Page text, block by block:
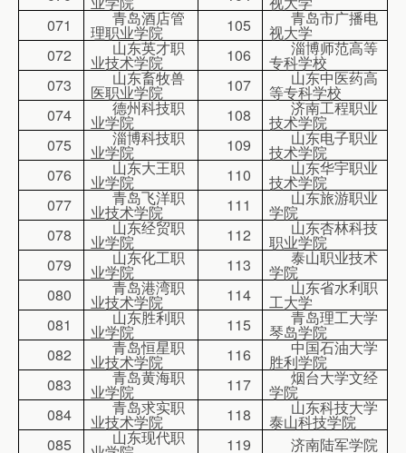
071
青岛酒店管
理职业学院 105 青岛市广播电
视大学
072
山东英才职
业技术学院 106 淄博师范高等
专科学校
073
山东畜牧兽
医职业学院 107 山东中医药高
等专科学校
074
德州科技职
业学院 108 济南工程职业
技术学院
075
淄博科技职
业学院 109 山东电子职业
技术学院
076
山东大王职
业学院 110 山东华宇职业
技术学院
077
青岛飞洋职
业技术学院 111 山东旅游职业
学院
078
山东经贸职
业学院 112 山东杏林科技
职业学院
079
山东化工职
业学院 113 泰山职业技术
学院
080
青岛港湾职
业技术学院 114 山东省水利职
工大学
081
山东胜利职
业学院 115 青岛理工大学
琴岛学院
082
青岛恒星职
业技术学院 116 中国石油大学
胜利学院
083
青岛黄海职
业学院 117 烟台大学文经
学院
084
青岛求实职
业技术学院 118 山东科技大学
泰山科技学院
085
山东现代职 119
济南陆军学院